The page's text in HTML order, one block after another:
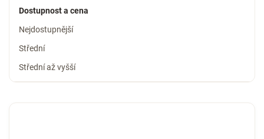
Dostupnost a cena
Nejdostupnější
Střední
Střední až vyšší